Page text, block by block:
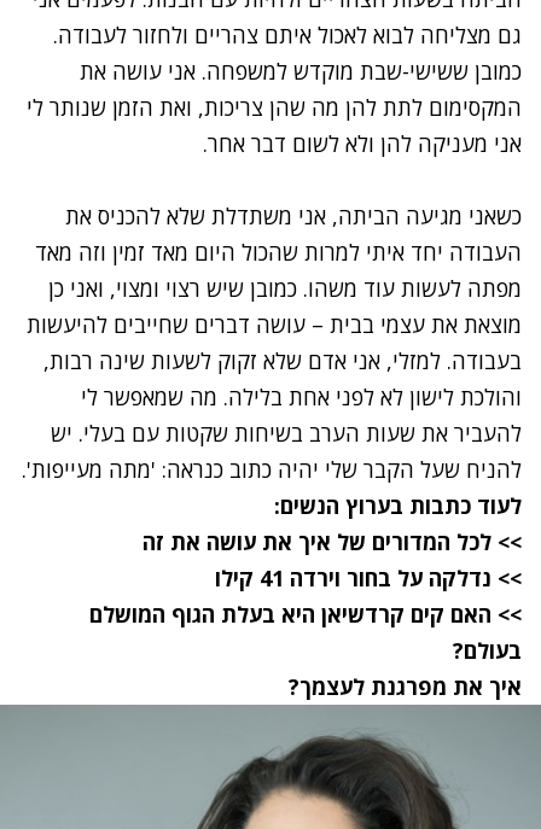
גם מצליחה לבוא לאכול איתם צהריים ולחזור לעבודה.
כמובן ששישי-שבת מוקדש למשפחה. אני עושה את
המקסימום לתת להן מה שהן צריכות, ואת הזמן שנותר לי
אני מעניקה להן ולא לשום דבר אחר.
כשאני מגיעה הביתה, אני משתדלת שלא להכניס את
העבודה יחד איתי למרות שהכול היום מאד זמין וזה מאד
מפתה לעשות עוד משהו. כמובן שיש רצוי ומצוי, ואני כן
מוצאת את עצמי בבית – עושה דברים שחייבים להיעשות
בעבודה. למזלי, אני אדם שלא זקוק לשעות שינה רבות,
והולכת לישון לא לפני אחת בלילה. מה שמאפשר לי
להעביר את שעות הערב בשיחות שקטות עם בעלי. יש
להניח שעל הקבר שלי יהיה כתוב כנראה: 'מתה מעייפות'.
לעוד כתבות בערוץ הנשים:
>> לכל המדורים של איך את עושה את זה
>> נדלקה על בחור וירדה 41 קילו
>> האם קים קרדשיאן היא בעלת הגוף המושלם
בעולם?
איך את מפרגנת לעצמך?